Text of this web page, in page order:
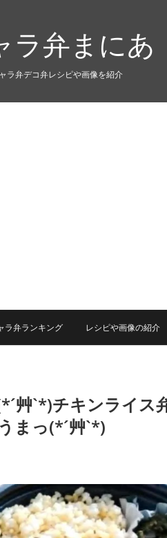
ラ弁まにあ
ラ弁デコ弁レシピや画像を紹介
ラ弁ランキング レシピや画像の紹介
艸`*)チキンライ
まっ(*´艸`*)